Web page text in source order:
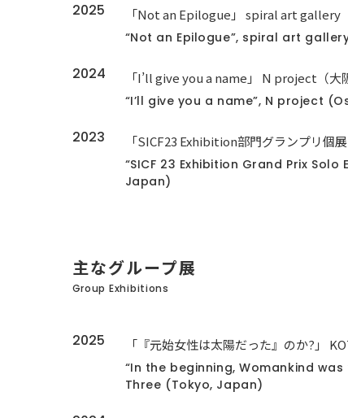
2025 「Not an Epilogue」 spiral art gallery
“Not an Epilogue”, spiral art
2024 「I’ll give you a name」 N project（大
“I’ll give you a name”, N project
2023 「SICF23 Exhibition部門グランプリ個
“SICF 23 Exhibition Grand Prix
Japan)
主なグループ展
Group Exhibitions
2025 「『元始女性は太陽だった』のか?」
“In the beginning, Womankind was
Three (Tokyo, Japan)